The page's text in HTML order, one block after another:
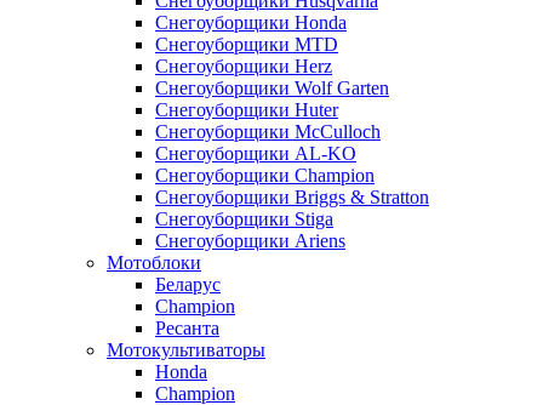
Снегоуборщики Honda
Снегоуборщики MTD
Снегоуборщики Herz
Снегоуборщики Wolf Garten
Снегоуборщики Huter
Снегоуборщики McCulloch
Снегоуборщики AL-KO
Снегоуборщики Champion
Снегоуборщики Briggs & Stratton
Снегоуборщики Stiga
Снегоуборщики Ariens
Мотоблоки
Беларус
Champion
Ресанта
Мотокультиваторы
Honda
Champion